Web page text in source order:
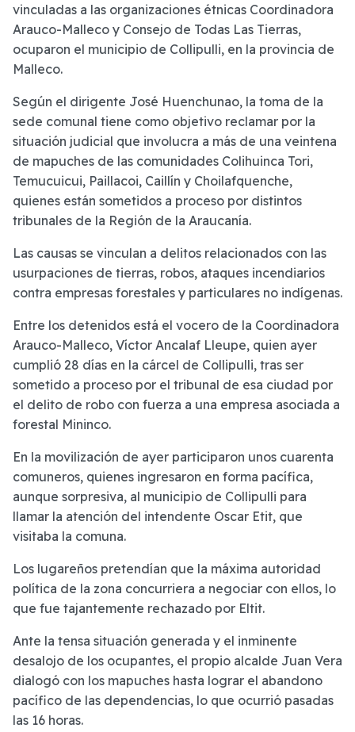
vinculadas a las organizaciones étnicas Coordinadora
Arauco-Malleco y Consejo de Todas Las Tierras,
ocuparon el municipio de Collipulli, en la provincia de
Malleco.
Según el dirigente José Huenchunao, la toma de la
sede comunal tiene como objetivo reclamar por la
situación judicial que involucra a más de una veintena
de mapuches de las comunidades Colihuinca Tori,
Temucuicui, Paillacoi, Caillín y Choilafquenche,
quienes están sometidos a proceso por distintos
tribunales de la Región de la Araucanía.
Las causas se vinculan a delitos relacionados con las
usurpaciones de tierras, robos, ataques incendiarios
contra empresas forestales y particulares no indígenas.
Entre los detenidos está el vocero de la Coordinadora
Arauco-Malleco, Víctor Ancalaf Lleupe, quien ayer
cumplió 28 días en la cárcel de Collipulli, tras ser
sometido a proceso por el tribunal de esa ciudad por
el delito de robo con fuerza a una empresa asociada a
forestal Mininco.
En la movilización de ayer participaron unos cuarenta
comuneros, quienes ingresaron en forma pacífica,
aunque sorpresiva, al municipio de Collipulli para
llamar la atención del intendente Oscar Etit, que
visitaba la comuna.
Los lugareños pretendían que la máxima autoridad
política de la zona concurriera a negociar con ellos, lo
que fue tajantemente rechazado por Eltit.
Ante la tensa situación generada y el inminente
desalojo de los ocupantes, el propio alcalde Juan Vera
dialogó con los mapuches hasta lograr el abandono
pacífico de las dependencias, lo que ocurrió pasadas
las 16 horas.